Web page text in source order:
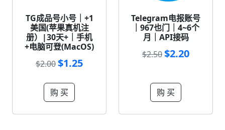
TG成品号小号｜+1
美国(苹果真机注
册）|30天+｜手机
+电脑可登(MacOS)
$2.00$1.25
购 买
Telegram电报账号
｜967也门｜4~6个
月｜API接码
$2.50$2.20
购 买